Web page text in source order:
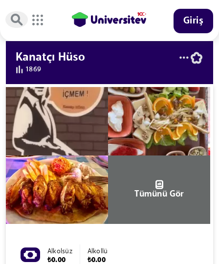
Giriş
Kanatçı Hüso
1869
Tümünü Gör
Alkolsüz
₺0.00
Alkollü
₺0.00